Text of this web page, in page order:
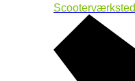
Scooterværksted